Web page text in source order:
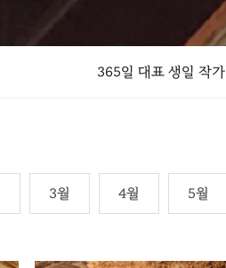
365일 대표 생일 작가
3월 4월 5월